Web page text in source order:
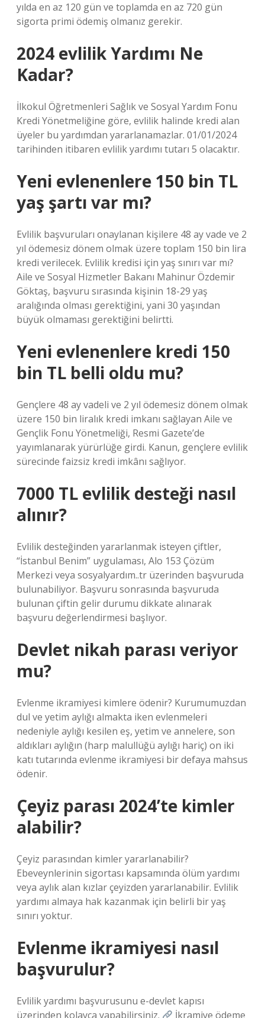
yılda en az 120 gün ve toplamda en az 720 gün
sigorta primi ödemiş olmanız gerekir.
2024 evlilik Yardımı Ne
Kadar?
İlkokul Öğretmenleri Sağlık ve Sosyal Yardım Fonu
Kredi Yönetmeliğine göre, evlilik halinde kredi alan
üyeler bu yardımdan yararlanamazlar. 01/01/2024
tarihinden itibaren evlilik yardımı tutarı 5 olacaktır.
Yeni evlenenlere 150 bin TL
yaş şartı var mı?
Evlilik başvuruları onaylanan kişilere 48 ay vade ve 2
yıl ödemesiz dönem olmak üzere toplam 150 bin lira
kredi verilecek. Evlilik kredisi için yaş sınırı var mı?
Aile ve Sosyal Hizmetler Bakanı Mahinur Özdemir
Göktaş, başvuru sırasında kişinin 18-29 yaş
aralığında olması gerektiğini, yani 30 yaşından
büyük olmaması gerektiğini belirtti.
Yeni evlenenlere kredi 150
bin TL belli oldu mu?
Gençlere 48 ay vadeli ve 2 yıl ödemesiz dönem olmak
üzere 150 bin liralık kredi imkanı sağlayan Aile ve
Gençlik Fonu Yönetmeliği, Resmi Gazete’de
yayımlanarak yürürlüğe girdi. Kanun, gençlere evlilik
sürecinde faizsiz kredi imkânı sağlıyor.
7000 TL evlilik desteği nasıl
alınır?
Evlilik desteğinden yararlanmak isteyen çiftler,
“İstanbul Benim” uygulaması, Alo 153 Çözüm
Merkezi veya sosyalyardım..tr üzerinden başvuruda
bulunabiliyor. Başvuru sonrasında başvuruda
bulunan çiftin gelir durumu dikkate alınarak
başvuru değerlendirmesi başlıyor.
Devlet nikah parası veriyor
mu?
Evlenme ikramiyesi kimlere ödenir? Kurumumuzdan
dul ve yetim aylığı almakta iken evlenmeleri
nedeniyle aylığı kesilen eş, yetim ve annelere, son
aldıkları aylığın (harp malullüğü aylığı hariç) on iki
katı tutarında evlenme ikramiyesi bir defaya mahsus
ödenir.
Çeyiz parası 2024’te kimler
alabilir?
Çeyiz parasından kimler yararlanabilir?
Ebeveynlerinin sigortası kapsamında ölüm yardımı
veya aylık alan kızlar çeyizden yararlanabilir. Evlilik
yardımı almaya hak kazanmak için belirli bir yaş
sınırı yoktur.
Evlenme ikramiyesi nasıl
başvurulur?
Evlilik yardımı başvurusunu e-devlet kapısı
üzerinden kolayca yapabilirsiniz.
İkramiye ödeme